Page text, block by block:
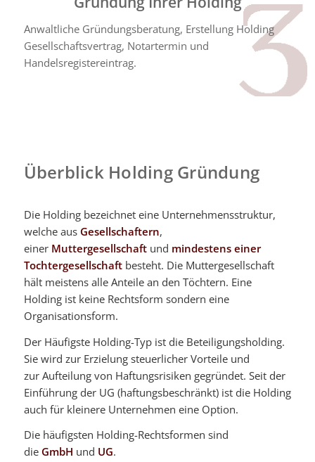
Anwaltliche Gründungsberatung, Erstellung Holding
Gesellschaftsvertrag, Notartermin und
Handelsregistereintrag.
Überblick Holding Gründung
Die Holding bezeichnet eine Unternehmensstruktur,
welche aus Gesellschaftern,
einer Muttergesellschaft und mindestens einer
Tochtergesellschaftbesteht. Die Muttergesellschaft
hält meistens alle Anteile an den Töchtern. Eine
Holding ist keine Rechtsform sondern eine
Organisationsform.
Der Häufigste Holding-Typ ist die Beteiligungsholding.
Sie wird zur Erzielung steuerlicher Vorteile und
zur Aufteilung von Haftungsrisiken gegründet. Seit der
Einführung der UG (haftungsbeschränkt) ist die Holding
auch für kleinere Unternehmen eine Option.
Die häufigsten Holding-Rechtsformen sind
die GmbH und UG.